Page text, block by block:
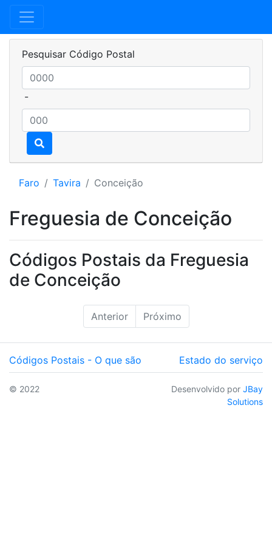
Pesquisar Código Postal
-
Faro Tavira Conceição
Freguesia de Conceição
Códigos Postais da Freguesia
de Conceição
Anterior Próximo
Códigos Postais - O que são Estado do serviço
© 2022 Desenvolvido por JBay
Solutions